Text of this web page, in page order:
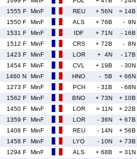
1555 F MinF REU + 56N = 14B
1550 F MinF ALS + 76B - 9N
1531 F MinF IDF + 71N - 16B
1512 F MinF CRS + 72B - 8N
1423 F MinF LOR + 4N - 17B
1454 F MinF CVL + 19B - 30N
1460 N MinF HNO - 5B + 66N
1273 F MinF PCH - 31B - 68N
1562 F MinF BNO + 73N + 10B
1450 F MinF LOR = 11N + 22B
1359 F MinF LOR - 36N + 67B
1408 F MinF REU - 14N + 56B
1458 F MinF LYO - 10N + 73B
1294 F MinF ALS + 68B = 31N